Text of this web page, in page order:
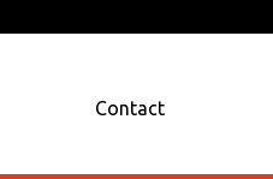
Contact